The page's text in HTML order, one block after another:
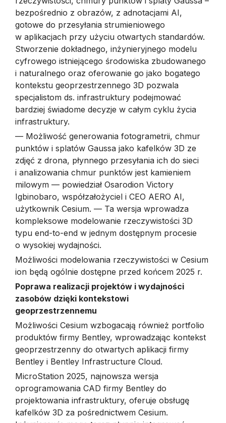
bezpośrednio z obrazów, z adnotacjami AI,
gotowe do przesyłania strumieniowego
w aplikacjach przy użyciu otwartych standardów.
Stworzenie dokładnego, inżynieryjnego modelu
cyfrowego istniejącego środowiska zbudowanego
i naturalnego oraz oferowanie go jako bogatego
kontekstu geoprzestrzennego 3D pozwala
specjalistom ds. infrastruktury podejmować
bardziej świadome decyzje w całym cyklu życia
infrastruktury.
— Możliwość generowania fotogrametrii, chmur
punktów i splatów Gaussa jako kafelków 3D ze
zdjęć z drona, płynnego przesyłania ich do sieci
i analizowania chmur punktów jest kamieniem
milowym — powiedział Osarodion Victory
Igbinobaro, współzałożyciel i CEO AERO AI,
użytkownik Cesium. — Ta wersja wprowadza
kompleksowe modelowanie rzeczywistości 3D
typu end-to-end w jednym dostępnym procesie
o wysokiej wydajności.
Możliwości modelowania rzeczywistości w Cesium
ion będą ogólnie dostępne przed końcem 2025 r.
Poprawa realizacji projektów i wydajności
zasobów dzięki kontekstowi
geoprzestrzennemu
Możliwości Cesium wzbogacają również portfolio
produktów firmy Bentley, wprowadzając kontekst
geoprzestrzenny do otwartych aplikacji firmy
Bentley i Bentley Infrastructure Cloud.
MicroStation 2025, najnowsza wersja
oprogramowania CAD firmy Bentley do
projektowania infrastruktury, oferuje obsługę
kafelków 3D za pośrednictwem Cesium.